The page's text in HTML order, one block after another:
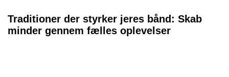
Traditioner der styrker jeres bånd: Skab
minder gennem fælles oplevelser